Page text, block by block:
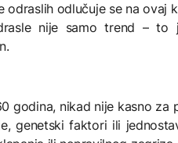
odlučuje se na
nije samo trend –
godina, nikad nije kasno
genetski faktori ili